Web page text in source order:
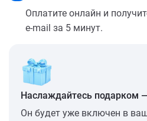
Оплатите онлайн и
e-mail за 5 минут.
Наслаждайтесь подарком
Он будет уже включен в